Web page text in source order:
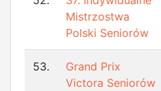
Mistrzostwa
Polski Seniorów
53.
Grand Prix
Victora Seniorów